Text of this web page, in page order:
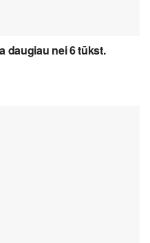
daugiau nei 6 tūkst.